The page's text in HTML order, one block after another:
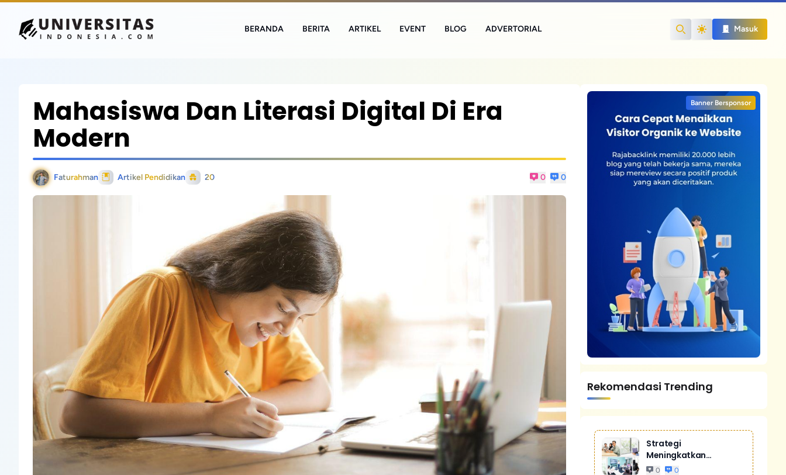
Search
Masuk
BERANDA BERITA ARTIKEL EVENT BLOG ADVERTORIAL
Mahasiswa Dan Literasi Digital Di Era
Modern
Faturahman Artikel Pendidikan 20 0 0
Banner Bersponsor
Rekomendasi Trending
Strategi
Meningkatkan
Penjualan Melalui
0 0